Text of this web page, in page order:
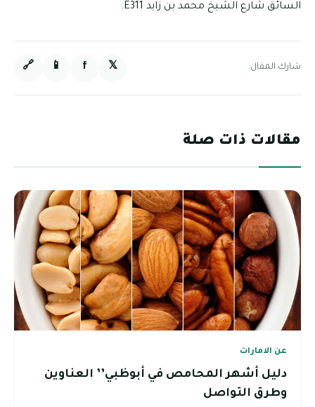
السائق شارع الشيخ محمد بن زايد E311.
شارك المقال: 𝕏
f
📱
🔗
مقالات ذات صلة
عن الامارات
دليل أشهر المحامص في أبوظبي’’ العناوين
وطرق التواصل